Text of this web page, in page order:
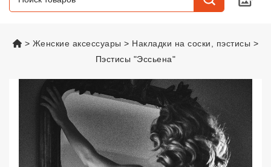
vsexshop.ru
Женские аксессуары
Накладки на соски, пэстисы
Пэстисы "Эссьена"
Пэстисы "Эссьена"